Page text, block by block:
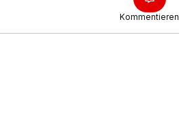
Kommentieren